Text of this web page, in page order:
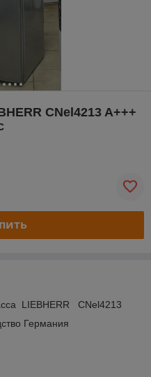
CNel4213 A+++
LIEBHERR CNel4213
Германия